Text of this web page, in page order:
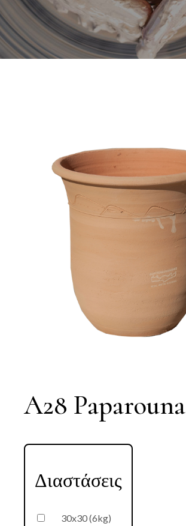
A28 Paparouna
Διαστάσεις
30x30 (6kg)